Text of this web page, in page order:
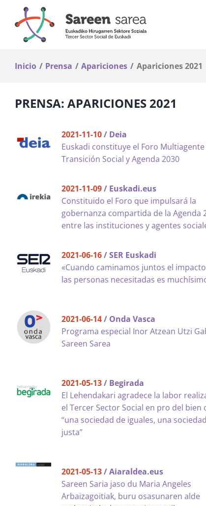
contenido
Inicio Prensa Apariciones Apariciones 2021
PRENSA: APARICIONES 2021
2021-11-10/ Deia
Euskadi constituye el Foro
Transición Social y Agenda 2030
2021-11-09/ Euskadi.eus
Constituido el Foro que impulsará la
gobernanza compartida de la Agenda
entre las instituciones y agentes
2021-06-16/ SER Euskadi
«Cuando caminamos juntos el
las personas necesitadas es
2021-06-14/ Onda Vasca
Programa especial Inor Atzean Utzi
Sareen Sarea
2021-05-13/ Begirada
El Lehendakari agradece la labor
el Tercer Sector Social en pro del bien
“una sociedad de iguales, una
justa”
2021-05-13/ Aiaraldea.eus
Sareen Saria jaso du Maria Angeles
Arbaizagoitiak, buru osasunaren alde